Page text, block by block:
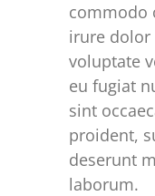
commodo
irure
voluptate
eu fugiat
sint
proident,
deserunt
laborum.